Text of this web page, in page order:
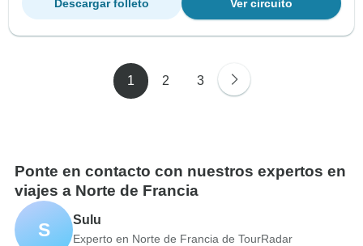
Ver circuito
Descargar folleto
1 2 3
Ponte en contacto con nuestros expertos en
viajes a Norte de Francia
S Sulu
Experto en Norte de Francia de TourRadar